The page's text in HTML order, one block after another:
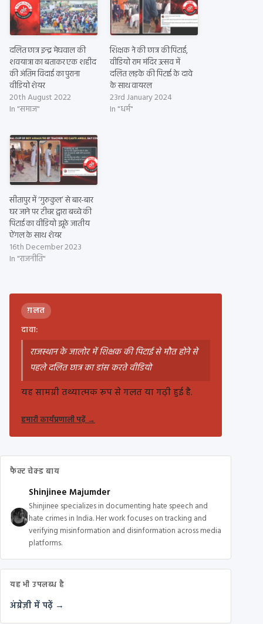
दलित छात्र इन्द्र मेघवाल की
शवयात्रा का बताकर एक शहीद
की अंतिम विदाई का पुराना
वीडियो शेयर
20th August 2022
In "समाज"
शिक्षक ने की छात्र की पिटाई,
वीडियो राम मंदिर उत्सव में
दलित लड़के की पिटाई के दावे
के साथ वायरल
23rd January 2024
In "धर्म"
सीतापुर में ‘गुरुकुल’ से बार-बार
घर जाने पर टीचर द्वारा बच्चे की
पिटाई का वीडियो झूठे जातीय
ऐंगल के साथ शेयर
16th December 2023
In "राजनीति"
ग़लत
दावा:
राजस्थान के जालोर में शिक्षक की पिटाई से मौत होने से
पहले दलित छात्र का डांस करते वीडियो
यह सामग्री तथ्यात्मक रूप से गलत या गढ़ी हुई है.
हमारी कार्यप्रणाली पढ़ें→
फैक्ट चेक्ड बाय
Shinjinee Majumder
Shinjinee specializes in documenting hate speech and
hate crimes in India. Her work focuses on tracking and
verifying misinformation and disinformation across media
platforms.
यह भी उपलब्ध है
अंग्रेज़ी में पढ़ें →